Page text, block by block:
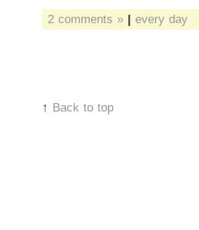
2 comments » | every day
↑ Back to top